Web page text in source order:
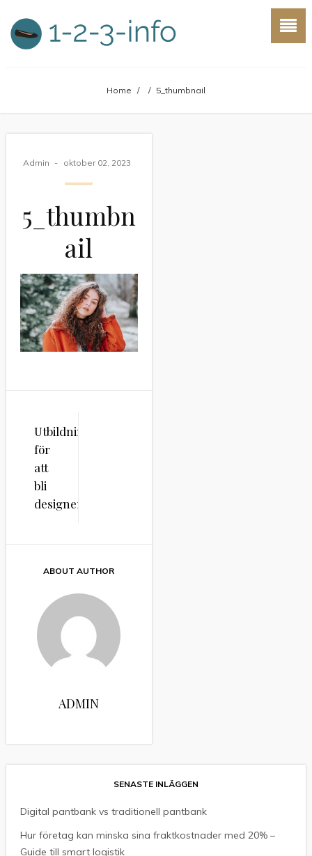
Home / / 5_thumbnail
Admin oktober 02, 2023
5_thumbn
ail
Inläggsnavigering
Utbildningar
för
att
bli
designer
ABOUT AUTHOR
ADMIN
SENASTE INLÄGGEN
Digital pantbank vs traditionell pantbank
Hur företag kan minska sina fraktkostnader med 20% –
Guide till smart logistik